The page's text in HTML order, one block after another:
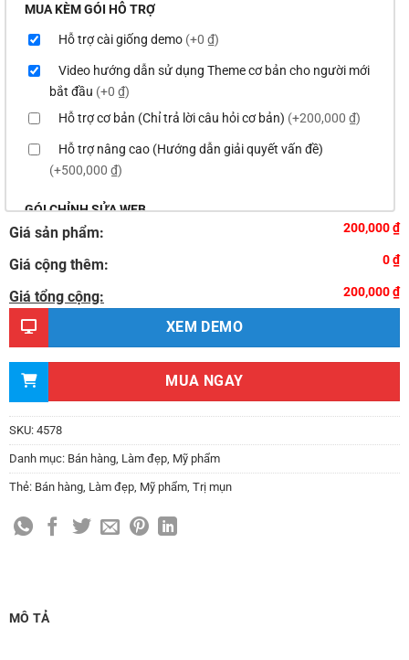
MUA KÈM GÓI HỖ TRỢ
Hỗ trợ cài giống demo (+0 ₫)
Video hướng dẫn sử dụng Theme cơ bản cho người mới
bắt đầu (+0 ₫)
Hỗ trợ cơ bản (Chỉ trả lời câu hỏi cơ bản) (+200,000 ₫)
Hỗ trợ nâng cao (Hướng dẫn giải quyết vấn đề)
(+500,000 ₫)
GÓI CHỈNH SỬA WEB
Thay logo & thông tin doanh nghiệp
Đổi màu chủ đạo của theme theo tông màu của logo
(+200,000 ₫)
Sửa danh mục và sắp xếp lại thanh menu chuẩn
Thay đổi bố cục trang chủ (đơn giản)(+500,000 ₫)
Thiết kế 2 banner chạy ở slider chính
Thay đổi màu sắc toàn bộ site theo yêu cầu
(+150,000 ₫)
Thiết kế logo đơn giản để đăng web
MUA THÊM TÊN MIỀN + HOSTING
Giá sản phẩm: 200,000 ₫
Giá cộng thêm: 0 ₫
Giá tổng cộng: 200,000 ₫
XEM DEMO
MUA NGAY
SKU: 4578
Danh mục: Bán hàng Làm đẹp Mỹ phẩm
Thẻ: Bán hàng Làm đẹp Mỹ phẩm Trị mụn
MÔ TẢ